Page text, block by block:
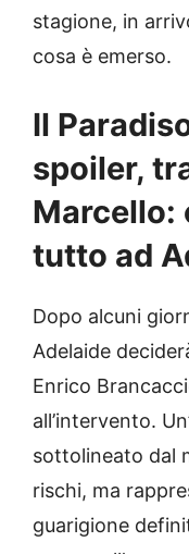
stagione, in
cosa è emerso.
Il
spoiler,
Marcello:
tutto ad
Dopo alcuni
Adelaide
Enrico
all’intervento.
sottolineato dal
rischi, ma
guarigione